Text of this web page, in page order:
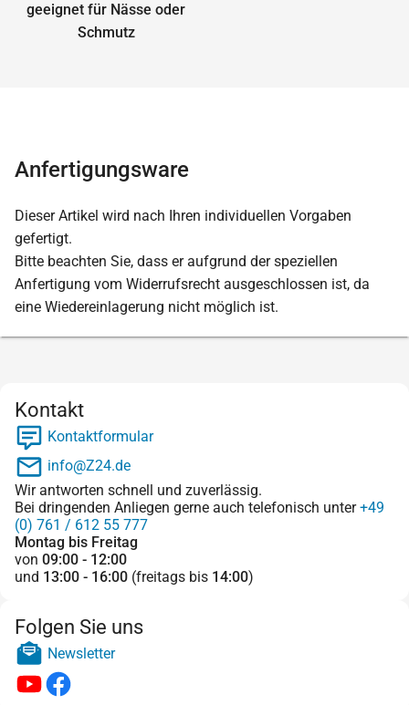
geeignet für Nässe oder
Schmutz
Anfertigungsware
Dieser Artikel wird nach Ihren individuellen Vorgaben
gefertigt.
Bitte beachten Sie, dass er aufgrund der speziellen
Anfertigung vom Widerrufsrecht ausgeschlossen ist, da
eine Wiedereinlagerung nicht möglich ist.
Kontakt
Kontaktformular
info@Z24.de
Wir antworten schnell und zuverlässig.
Bei dringenden Anliegen gerne auch telefonisch unter+49
(0) 761 / 612 55 777
Montag bis Freitag
von 09:00 - 12:00
und 13:00 - 16:00 (freitags bis 14:00)
Folgen Sie uns
Newsletter